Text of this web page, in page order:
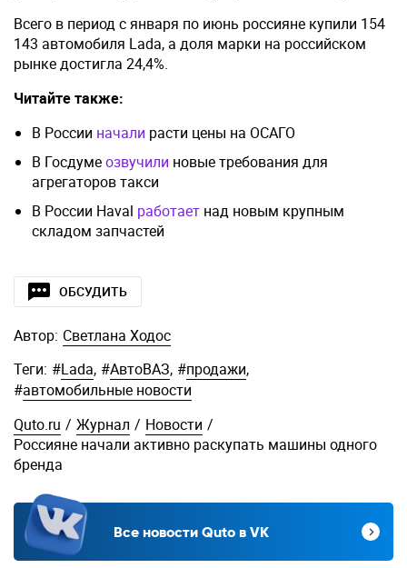
Всего в период с января по июнь россияне купили 154
143 автомобиля Lada, а доля марки на российском
рынке достигла 24,4%.
Читайте также:
В России начали расти цены на ОСАГО
В Госдумеозвучили новые требования для
агрегаторов такси
В России Haval работает над новым крупным
складом запчастей
ОБСУДИТЬ
Автор: Светлана Ходос
Теги: #Lada, #АвтоВАЗ, #продажи,
#автомобильные новости
Quto.ru / Журнал / Новости /
Россияне начали активно раскупать машины одного
бренда
Все новости Quto в VK